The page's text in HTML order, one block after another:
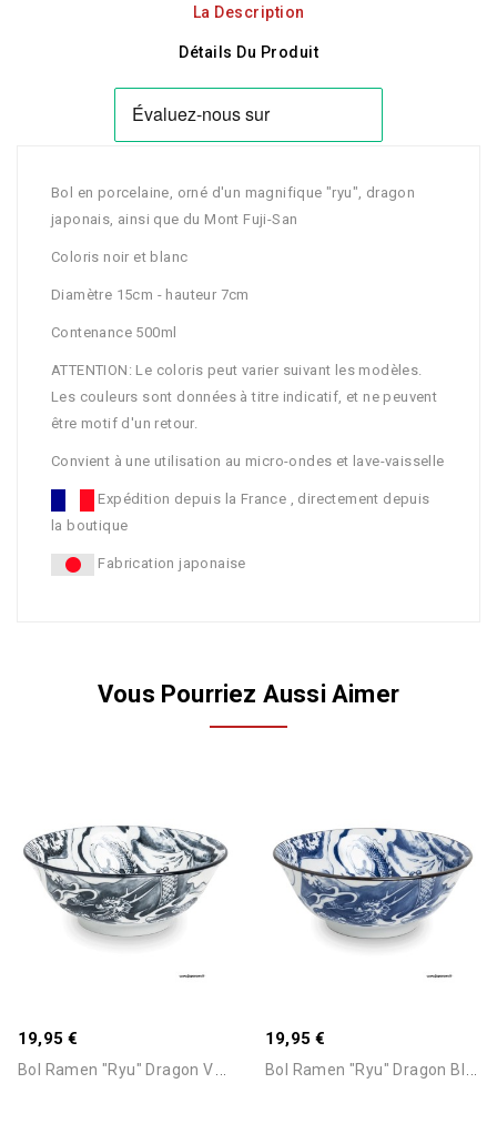
La Description
Détails Du Produit
Bol en porcelaine, orné d'un magnifique "ryu", dragon
japonais, ainsi que du Mont Fuji-San
Coloris noir et blanc
Diamètre 15cm - hauteur 7cm
Contenance 500ml
ATTENTION: Le coloris peut varier suivant les modèles.
Les couleurs sont données à titre indicatif, et ne peuvent
être motif d'un retour.
Convient à une utilisation au micro-ondes et lave-vaisselle
Expédition depuis la France , directement depuis
la boutique
Fabrication japonaise
Vous Pourriez Aussi Aimer
Consulter Pour Connaitre Le
19,95 € 19,95 €